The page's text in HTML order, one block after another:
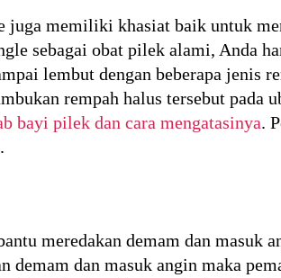
juga memiliki khasiat baik untuk
sebagai obat pilek alami, Anda
lembut dengan beberapa jenis
rempah halus tersebut pada
bayi pilek dan cara mengatasinya.
meredakan demam dan masuk
demam dan masuk angin maka